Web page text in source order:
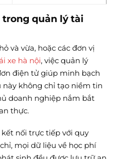
trong quản lý tài
và vừa, hoặc các đơn vị
xe hà nội, việc quản lý
điện tử giúp minh bạch
này không chỉ tạo niềm tin
doanh nghiệp nắm bắt
thực.
nối trực tiếp với quy
mọi dữ liệu về học phí